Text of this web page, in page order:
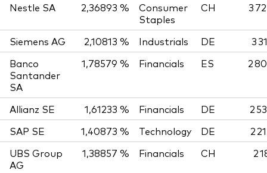
Nestle SA 2,36893 %
Consumer
Staples
CH 3
Siemens AG 2,10813 % Industrials DE
3
Banco
Santander
SA
1,78579 % Financials ES 2
Allianz SE 1,61233 % Financials DE
2
SAP SE
1,40873 % Technology DE
2
UBS Group
AG
1,38857 % Financials CH 2